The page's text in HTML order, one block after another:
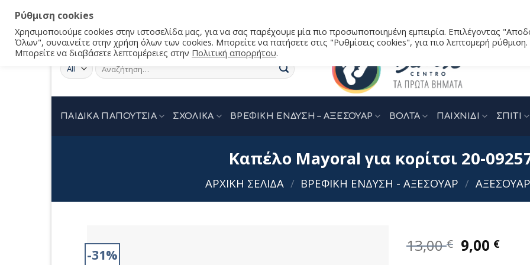
Αναζήτηση
για:
ΠΑΙΔΙΚΑ ΠΑΠΟΥΤΣΙΑ ΣΧΟΛΙΚΑ ΒΡΕΦΙΚΗ ΕΝΔΥΣΗ – ΑΞΕΣΟΥΑΡ ΒΟΛΤΑ ΠΑΙΧΝΙΔΙ ΣΠΙΤΙ
Καπέλο Mayoral για κορίτσι 20-
ΑΡΧΙΚΉ ΣΕΛΊΔΑ / ΒΡΕΦΙΚΗ ΕΝΔΥΣΗ - ΑΞΕΣΟΥΑΡ / ΑΞΕΣΟΥΑΡ
-31% 13,00€ Original
price
9,00 €Η
Ρύθμιση cookies
Χρησιμοποιούμε cookies στην ιστοσελίδα μας, για να σας παρέχουμε μία πιο προσωποποιημένη εμπειρία. Επιλέγοντας
Όλων", συναινείτε στην χρήση όλων των cookies. Μπορείτε να πατήσετε στις "Ρυθμίσεις cookies", για πιο λεπτομερή ρύθμιση.
Μπορείτε να διαβάσετε λεπτομέρειες στην Πολιτική απορρήτου.